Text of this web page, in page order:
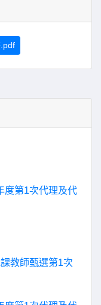
度第1次代理及代
教師甄選第1次